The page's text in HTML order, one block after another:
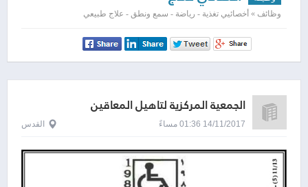
وظائف » أخصائيي تغذية - رياضة - سمع ونطق - علاج طبيعي
الجمعية المركزية لتاهيل المعاقين
14/11/2017 01:36 مساءً القدس